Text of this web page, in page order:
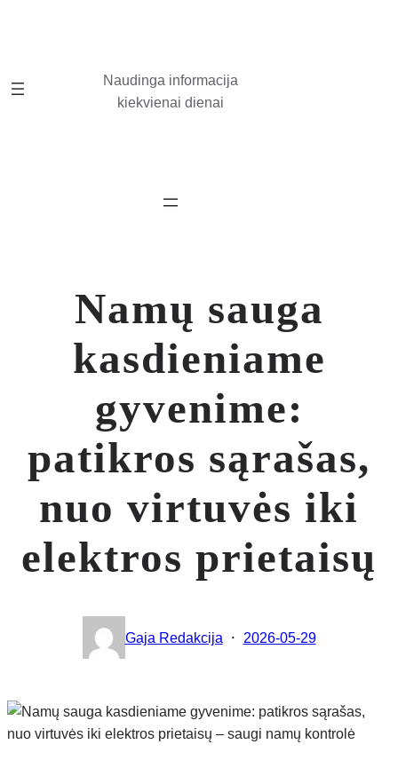
Naudinga informacija
kiekvienai dienai
Namų sauga
kasdieniame
gyvenime:
patikros sąrašas,
nuo virtuvės iki
elektros prietaisų
Gaja Redakcija · 2026-05-29